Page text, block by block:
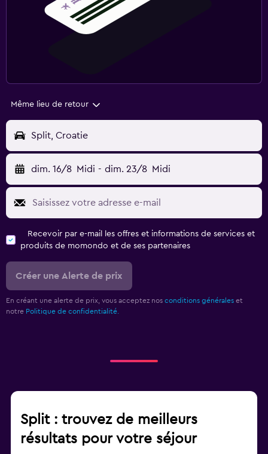
Même lieu de retour
Split, Croatie
dim. 16/8 Midi - dim. 23/8 Midi
Recevoir par e-mail les offres et informations de services et
produits de momondo et de ses partenaires
Créer une Alerte de prix
En créant une alerte de prix, vous acceptez nos conditions générales et
notre Politique de confidentialité.
Split : trouvez de meilleurs
résultats pour votre séjour